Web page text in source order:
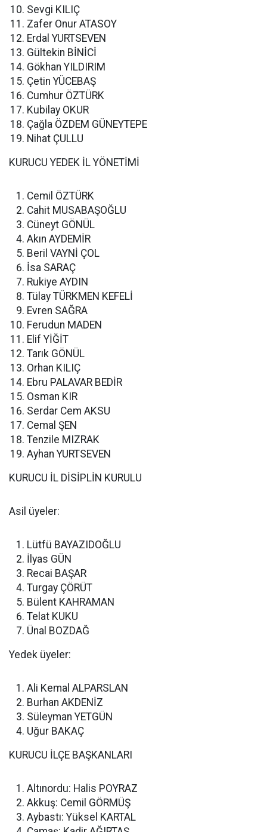
Sevgi KILIÇ
Zafer Onur ATASOY
Erdal YURTSEVEN
Gültekin BİNİCİ
Gökhan YILDIRIM
Çetin YÜCEBAŞ
Cumhur ÖZTÜRK
Kubilay OKUR
Çağla ÖZDEM GÜNEYTEPE
Nihat ÇULLU
KURUCU YEDEK İL YÖNETİMİ
Cemil ÖZTÜRK
Cahit MUSABAŞOĞLU
Cüneyt GÖNÜL
Akın AYDEMİR
Beril VAYNİ ÇOL
İsa SARAÇ
Rukiye AYDIN
Tülay TÜRKMEN KEFELİ
Evren SAĞRA
Ferudun MADEN
Elif YİĞİT
Tarık GÖNÜL
Orhan KILIÇ
Ebru PALAVAR BEDİR
Osman KIR
Serdar Cem AKSU
Cemal ŞEN
Tenzile MIZRAK
Ayhan YURTSEVEN
KURUCU İL DİSİPLİN KURULU
Asil üyeler:
Lütfü BAYAZIDOĞLU
İlyas GÜN
Recai BAŞAR
Turgay ÇÖRÜT
Bülent KAHRAMAN
Telat KUKU
Ünal BOZDAĞ
Yedek üyeler:
Ali Kemal ALPARSLAN
Burhan AKDENİZ
Süleyman YETGÜN
Uğur BAKAÇ
KURUCU İLÇE BAŞKANLARI
Altınordu: Halis POYRAZ
Akkuş: Cemil GÖRMÜŞ
Aybastı: Yüksel KARTAL